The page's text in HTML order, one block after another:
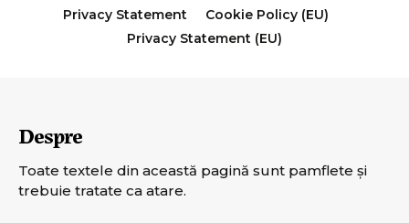
Privacy Statement
Cookie Policy (EU)
Privacy Statement (EU)
Despre
Toate textele din această pagină sunt pamflete şi
trebuie tratate ca atare.